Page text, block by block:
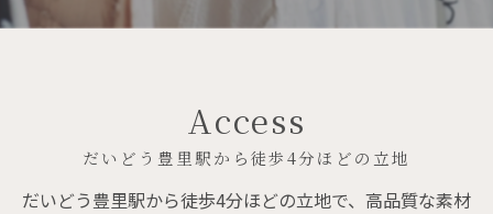
だいどう豊里駅から徒歩4分ほどの立地
Access
だいどう豊里駅から徒歩4分ほどの立地で、高品質な素材